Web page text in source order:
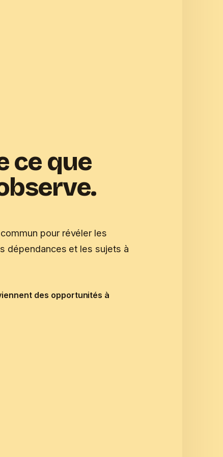
ce que
pour révéler les
dépendances et les sujets à
des opportunités à